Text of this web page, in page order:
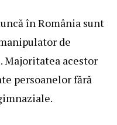
în România sunt
de
Majoritatea acestor
persoanelor fără